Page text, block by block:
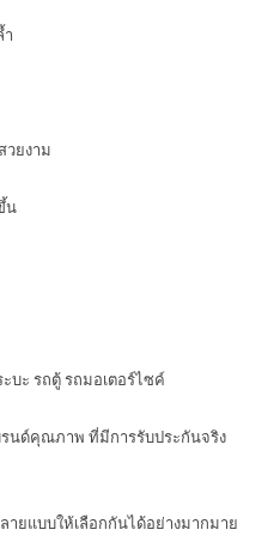
ยงาม
น
ะบะ รถตู้ รถมอเตอร์ไซค์
นด์คุณภาพ ที่มีการรับประกันจริง
ยแบบให้เลือกกันได้อย่างมากมาย